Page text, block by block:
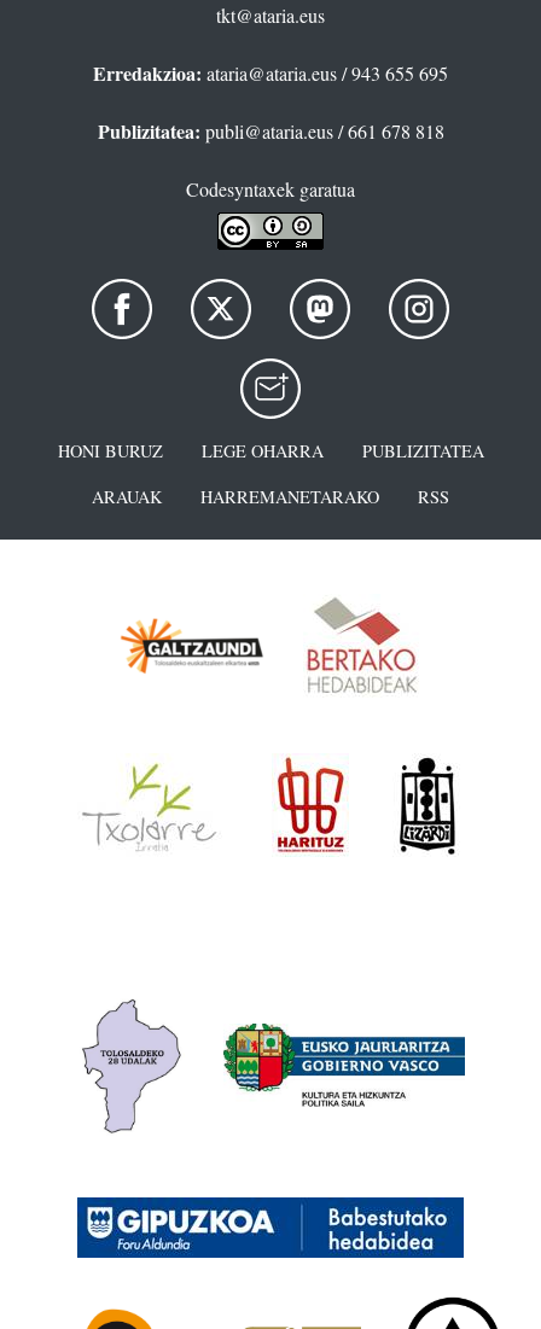
tkt@ataria.eus
Erredakzioa: ataria@ataria.eus/ 943 655 695
Publizitatea: publi@ataria.eus/ 661 678 818
Codesyntaxek garatua
HONI BURUZ LEGE OHARRA
PUBLIZITATEA
ARAUAK
HARREMANETARAKO RSS